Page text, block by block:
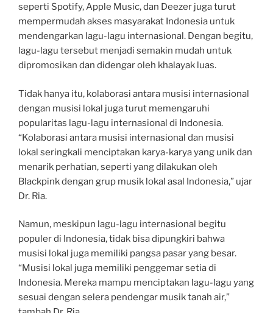
seperti Spotify, Apple Music, dan Deezer juga turut
mempermudah akses masyarakat Indonesia untuk
mendengarkan lagu-lagu internasional. Dengan begitu,
lagu-lagu tersebut menjadi semakin mudah untuk
dipromosikan dan didengar oleh khalayak luas.
Tidak hanya itu, kolaborasi antara musisi internasional
dengan musisi lokal juga turut memengaruhi
popularitas lagu-lagu internasional di Indonesia.
“Kolaborasi antara musisi internasional dan musisi
lokal seringkali menciptakan karya-karya yang unik dan
menarik perhatian, seperti yang dilakukan oleh
Blackpink dengan grup musik lokal asal Indonesia,” ujar
Dr. Ria.
Namun, meskipun lagu-lagu internasional begitu
populer di Indonesia, tidak bisa dipungkiri bahwa
musisi lokal juga memiliki pangsa pasar yang besar.
“Musisi lokal juga memiliki penggemar setia di
Indonesia. Mereka mampu menciptakan lagu-lagu yang
sesuai dengan selera pendengar musik tanah air,”